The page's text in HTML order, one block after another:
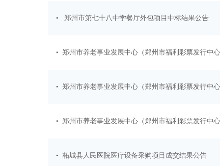
• 郑州市第七十八中学餐厅外包项目中标结果公告
• 柘城县人民医院医疗设备采购项目成交结果公告